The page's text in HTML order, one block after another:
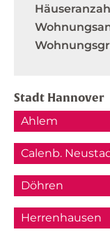
Stadt Hannover
Ahlem
Calenb.
Döhren
Herrenhausen